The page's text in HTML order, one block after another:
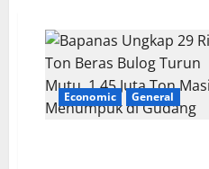
Economic General